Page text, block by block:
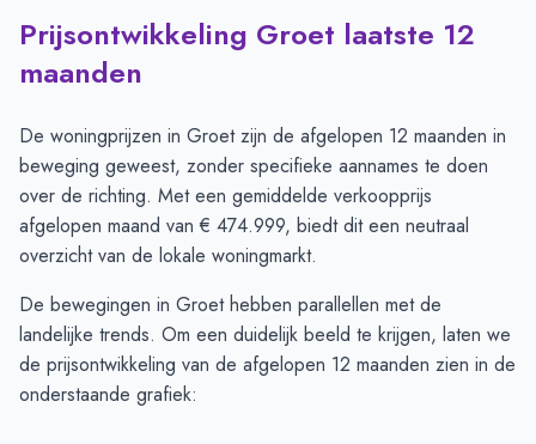
Huizenprijzen in Groet per m2-Afgelopen 3 maanden (per
Vraagprijs in euro's
Prijsontwikkeling Groet laatste 12
maanden
De woningprijzen in Groet zijn de afgelopen 12 maanden in
beweging geweest, zonder specifieke aannames te doen
over de richting. Met een gemiddelde verkoopprijs
afgelopen maand van € 474.999, biedt dit een neutraal
overzicht van de lokale woningmarkt.
De bewegingen in Groet hebben parallellen met de
landelijke trends. Om een duidelijk beeld te krijgen, laten we
de prijsontwikkeling van de afgelopen 12 maanden zien in de
onderstaande grafiek: